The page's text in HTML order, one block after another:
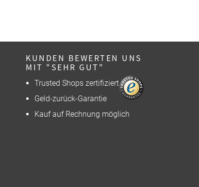
KUNDEN BEWERTEN UNS
MIT "SEHR GUT"
Trusted Shops zertifiziert
Geld-zurück-Garantie
Kauf auf Rechnung möglich